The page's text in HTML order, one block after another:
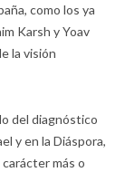
como los ya
Karsh y Yoav
la visión
del diagnóstico
y en la Diáspora,
más o